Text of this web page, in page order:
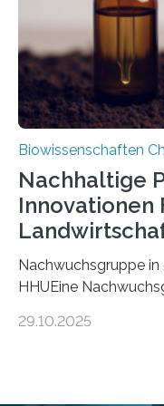
stellt gleichzeitig den
Mückenlarve aus
Biowissenschaften
Nachhaltige
Innovationen
Nachwuchsgruppe
HHUEine
fünf Jahren
29.10.2025